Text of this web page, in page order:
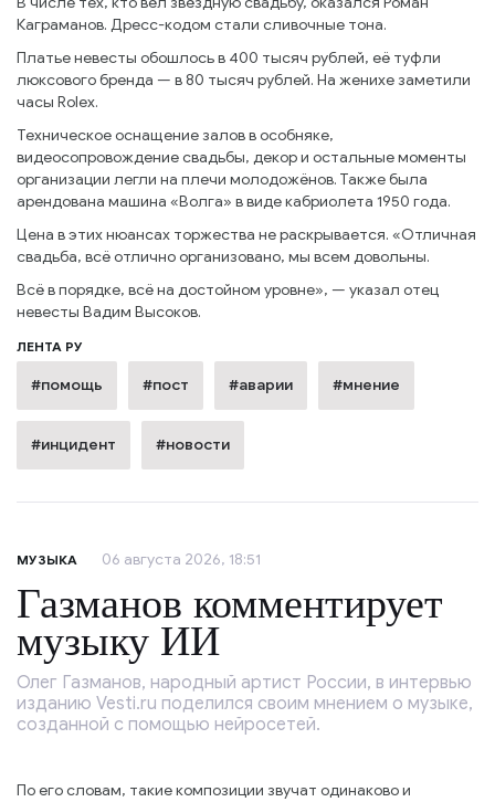
Каграманов. Дресс-кодом стали сливочные тона.
Платье невесты обошлось в 400 тысяч рублей, её туфли
люксового бренда — в 80 тысяч рублей. На женихе заметили
часы Rolex.
Техническое оснащение залов в особняке,
видеосопровождение свадьбы, декор и остальные моменты
организации легли на плечи молодожёнов. Также была
арендована машина «Волга» в виде кабриолета 1950 года.
Цена в этих нюансах торжества не раскрывается. «Отличная
свадьба, всё отлично организовано, мы всем довольны.
Всё в порядке, всё на достойном уровне», — указал отец
невесты Вадим Высоков.
ЛЕНТА РУ
#помощь #пост #аварии #мнение
#инцидент #новости
МУЗЫКА 06 августа 2026, 18:51
Газманов комментирует
музыку ИИ
Олег Газманов, народный артист России, в интервью
изданию Vesti.ru поделился своим мнением о музыке,
созданной с помощью нейросетей.
По его словам, такие композиции звучат одинаково и